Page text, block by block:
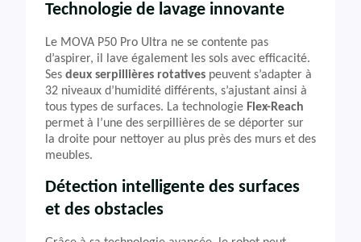
Technologie de lavage innovante
Le MOVA P50 Pro Ultra ne se contente pas
d’aspirer, il lave également les sols avec efficacité.
Ses deux serpillières rotatives peuvent s’adapter à
32 niveaux d’humidité différents, s’ajustant ainsi à
tous types de surfaces. La technologie Flex-Reach
permet à l’une des serpillières de se déporter sur
la droite pour nettoyer au plus près des murs et des
meubles.
Détection intelligente des surfaces
et des obstacles